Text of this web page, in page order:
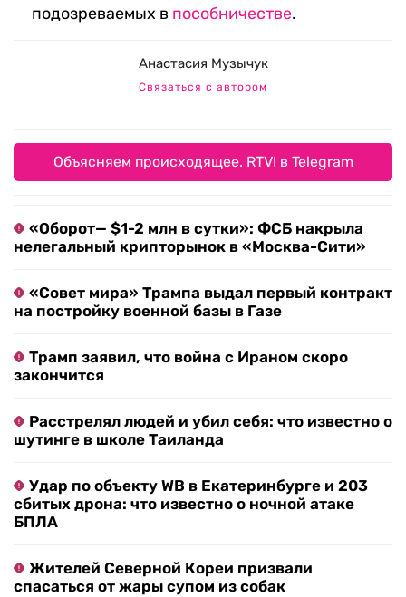
подозреваемых в пособничестве.
Анастасия Музычук
Связаться с автором
Объясняем происходящее. RTVI в Telegram
«Оборот— $1-2 млн в сутки»: ФСБ накрыла
нелегальный крипторынок в «Москва-Сити»
«Совет мира» Трампа выдал первый контракт
на постройку военной базы в Газе
Трамп заявил, что война с Ираном скоро
закончится
Расстрелял людей и убил себя: что известно о
шутинге в школе Таиланда
Удар по объекту WB в Екатеринбурге и 203
сбитых дрона: что известно о ночной атаке
БПЛА
Жителей Северной Кореи призвали
спасаться от жары супом из собак